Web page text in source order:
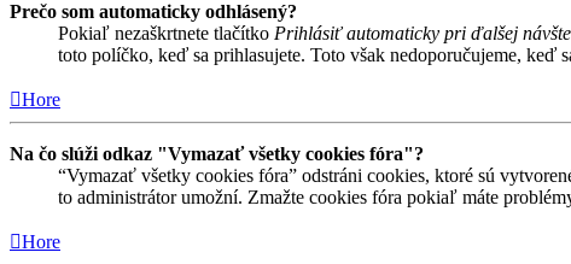
Prečo som automaticky odhlásený?
Pokiaľ nezaškrtnete tlačítko Prihlásiť automaticky pri ďalšej
toto políčko, keď sa prihlasujete. Toto však nedoporučujeme, keď
Hore
Na čo slúži odkaz "Vymazať všetky cookies fóra"?
“Vymazať všetky cookies fóra” odstráni cookies, ktoré sú
to administrátor umožní. Zmažte cookies fóra pokiaľ máte
Hore